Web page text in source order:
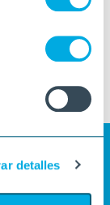
detalles